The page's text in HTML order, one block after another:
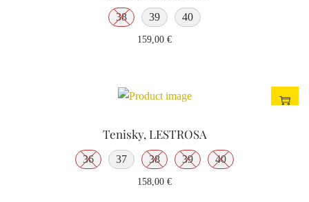
38 39 40
159,00 €
Tenisky, LESTROSA
36 37 38 39 40
158,00 €